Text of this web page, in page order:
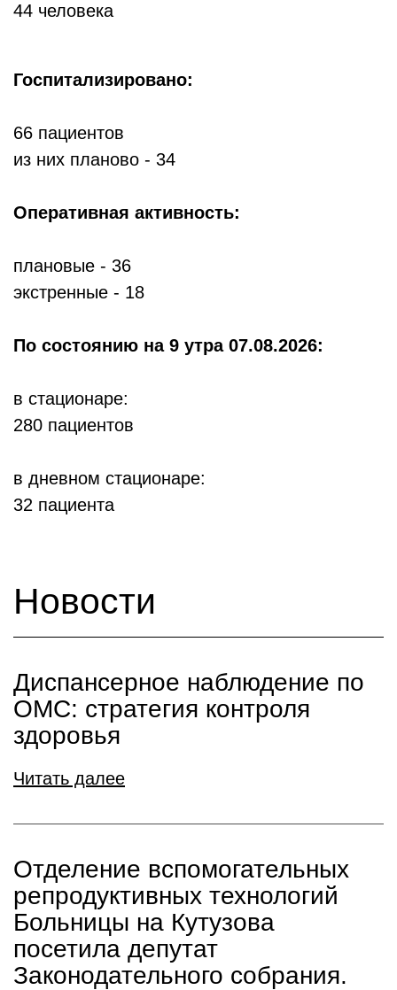
44 человека
Госпитализировано:
66 пациентов
из них планово - 34
Оперативная активность:
плановые - 36
экстренные - 18
По состоянию на 9 утра 07.08.2026:
в стационаре:
280 пациентов
в дневном стационаре:
32 пациента
Новости
Диспансерное наблюдение по
ОМС: стратегия контроля
здоровья
Читать далее
Отделение вспомогательных
репродуктивных технологий
Больницы на Кутузова
посетила депутат
Законодательного собрания.